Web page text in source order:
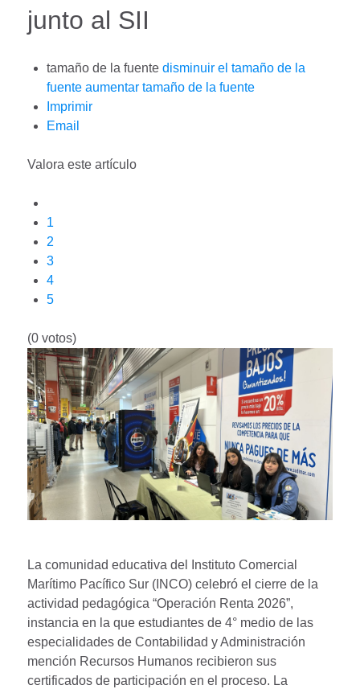
junto al SII
tamaño de la fuente disminuir el tamaño de la
fuente aumentar tamaño de la fuente
Imprimir
Email
Valora este artículo
1
2
3
4
5
(0 votos)
La comunidad educativa del Instituto Comercial
Marítimo Pacífico Sur (INCO) celebró el cierre de la
actividad pedagógica “Operación Renta 2026”,
instancia en la que estudiantes de 4° medio de las
especialidades de Contabilidad y Administración
mención Recursos Humanos recibieron sus
certificados de participación en el proceso. La